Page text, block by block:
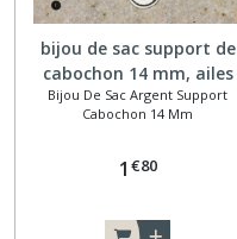
bijou de sac support de
cabochon 14 mm, ailes
Bijou De Sac Argent Support
Cabochon 14 Mm
1 €80
Porte-
argenté
support
cabochon